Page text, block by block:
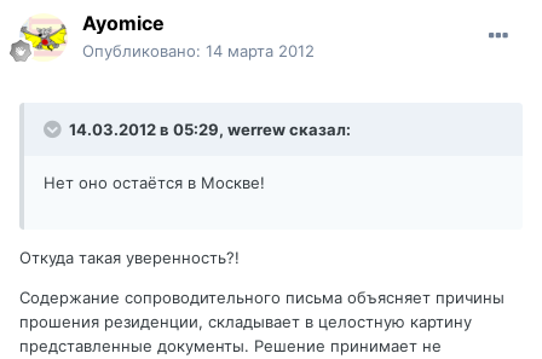
Ayomice
Опубликовано: 14 марта 2012
14.03.2012 в 05:29, werrew сказал:
Нет оно остаётся в Москве!
Откуда такая уверенность?!
Содержание сопроводительного письма объясняет причины
прошения резиденции, складывает в целостную картину
представленные документы. Решение принимает не